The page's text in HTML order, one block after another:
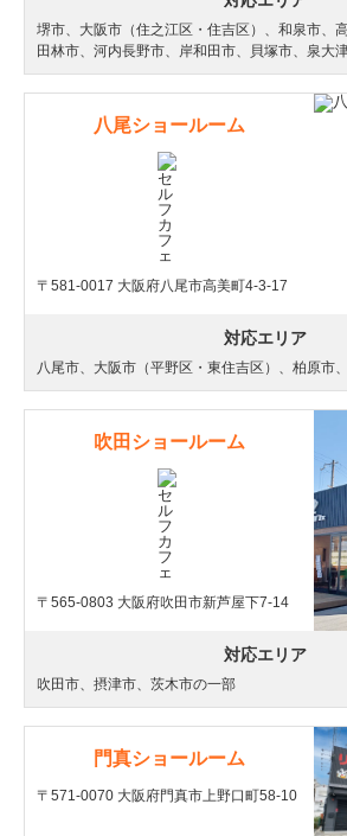
堺市、大阪市（住之江区・住吉区）、和泉市、
田林市、河内長野市、岸和田市、貝塚市、泉大
八尾ショールーム
〒581-0017 大阪府八尾市高美町4-3-17
対応エリア
八尾市、大阪市（平野区・東住吉区）、柏原市
吹田ショールーム
〒565-0803 大阪府吹田市新芦屋下7-14
対応エリア
吹田市、摂津市、茨木市の一部
門真ショールーム
〒571-0070 大阪府門真市上野口町58-10